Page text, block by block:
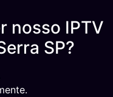
nosso IPTV
SP?